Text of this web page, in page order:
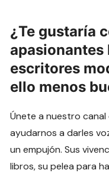
¿Te gustaría
apasionantes
escritores
ello menos
Únete a nuestro
ayudarnos a darles
un empujón. Sus
libros, su pelea para